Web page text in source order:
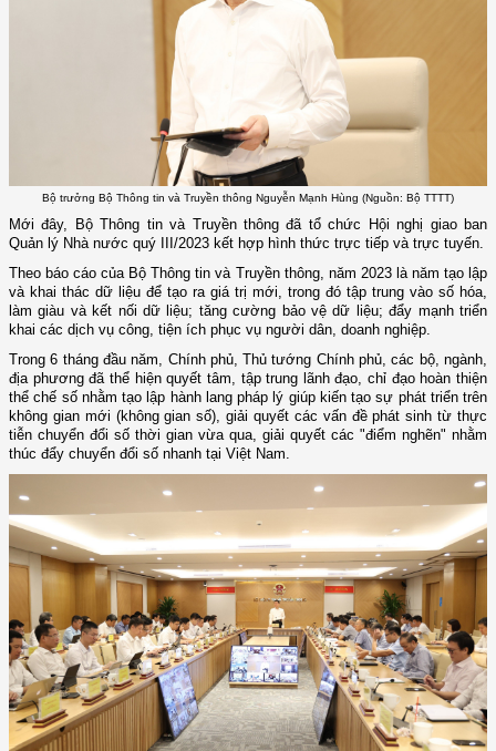
Bộ trưởng Bộ Thông tin và Truyền thông Nguyễn Mạnh Hùng (Nguồn: Bộ TTTT)
Mới đây, Bộ Thông tin và Truyền thông đã tổ chức Hội nghị giao ban
Quản lý Nhà nước quý III/2023 kết hợp hình thức trực tiếp và trực tuyến.
Theo báo cáo của Bộ Thông tin và Truyền thông, năm 2023 là năm tạo lập
và khai thác dữ liệu để tạo ra giá trị mới, trong đó tập trung vào số hóa,
làm giàu và kết nối dữ liệu; tăng cường bảo vệ dữ liệu; đẩy mạnh triển
khai các dịch vụ công, tiện ích phục vụ người dân, doanh nghiệp.
Trong 6 tháng đầu năm, Chính phủ, Thủ tướng Chính phủ, các bộ, ngành,
địa phương đã thể hiện quyết tâm, tập trung lãnh đạo, chỉ đạo hoàn thiện
thể chế số nhằm tạo lập hành lang pháp lý giúp kiến tạo sự phát triển trên
không gian mới (không gian số), giải quyết các vấn đề phát sinh từ thực
tiễn chuyển đổi số thời gian vừa qua, giải quyết các "điểm nghẽn" nhằm
thúc đẩy chuyển đổi số nhanh tại Việt Nam.